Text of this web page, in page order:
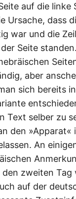
auf die linke
Ursache, dass
war und die
Seite
aber
sich bereits
Text selber zu
den »Apparat«
An
zweiten Tag
auf der